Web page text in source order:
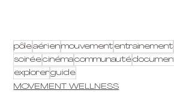
pôleaérienmouvement entrainement
soiréecinémacommunauté
explorerguide
MOVEMENT WELLNESS